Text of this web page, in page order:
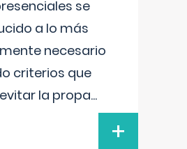
se
a lo más
necesario
criterios que
la propa...
+